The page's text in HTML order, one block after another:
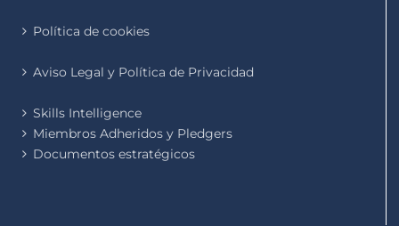
Política de cookies
Aviso Legal y Política de Privacidad
Skills Intelligence
Miembros Adheridos y Pledgers
Documentos estratégicos